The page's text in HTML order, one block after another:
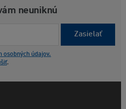
neuniknú
Zasielať
osobných údajov.
.